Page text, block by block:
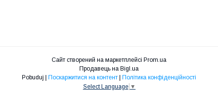
Сайт створений на маркетплейсі Prom.ua
Продавець на Bigl.ua
Pobuduj | Поскаржитися на контент | Політика конфіденційності
Select Language ▼